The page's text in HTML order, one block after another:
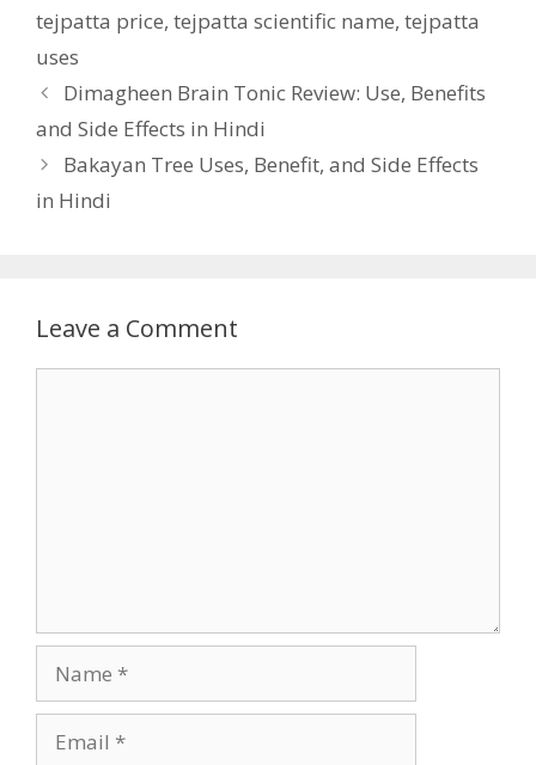
tejpatta price, tejpatta scientific name, tejpatta
uses
Dimagheen Brain Tonic Review: Use, Benefits
and Side Effects in Hindi
Bakayan Tree Uses, Benefit, and Side Effects
in Hindi
Leave a Comment